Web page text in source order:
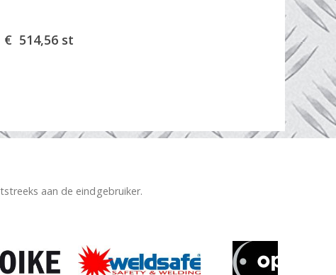
€ 514,56 st € 422,13
aan de eindgebruiker.